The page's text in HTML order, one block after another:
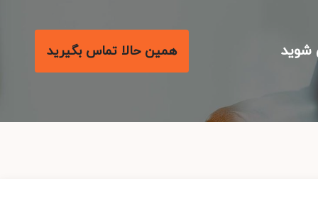
همین حالا تماس بگیرید